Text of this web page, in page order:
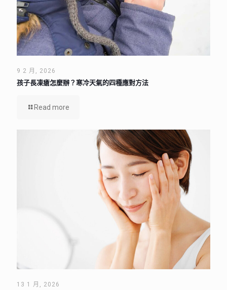
9 2 月, 2026
孩子長凍瘡怎麼辦？寒冷天氣的四種應對方法
Read more
13 1 月, 2026